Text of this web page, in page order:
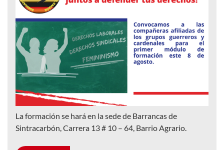
La formación se hará en la sede de Barrancas de
Sintracarbón, Carrera 13 # 10 – 64, Barrio Agrario.